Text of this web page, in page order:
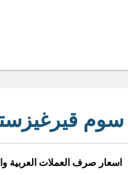
سوم
اسعار صرف العملات العربية